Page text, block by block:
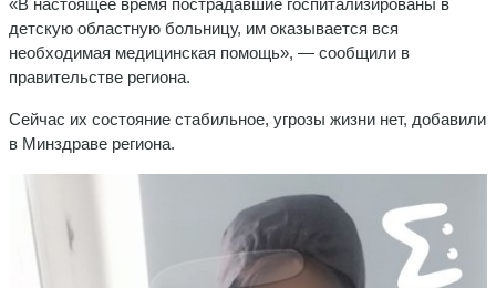
детскую областную больницу, им оказывается вся
необходимая медицинская помощь», — сообщили в
правительстве региона.
Сейчас их состояние стабильное, угрозы жизни нет, добавили
в Минздраве региона.